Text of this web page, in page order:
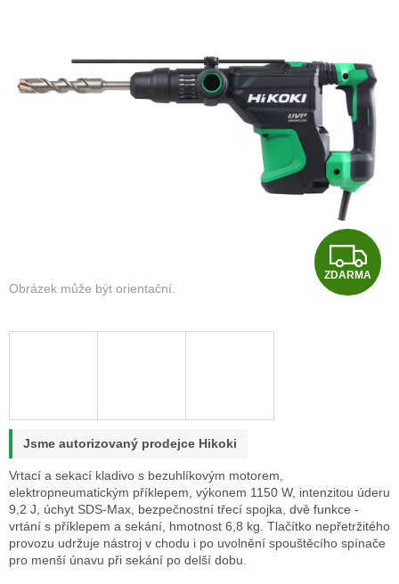
hvězdiček.
Z
D
ZDARMA
Jsme autorizovaný prodejce Hikoki
Vrtací a sekací kladivo s bezuhlíkovým motorem,
elektropneumatickým příklepem, výkonem 1150 W, intenzitou úderu
9,2 J, úchyt SDS-Max, bezpečnostní třecí spojka, dvě funkce -
vrtání s příklepem a sekání, hmotnost 6,8 kg. Tlačítko nepřetržitého
provozu udržuje nástroj v chodu i po uvolnění spouštěcího spínače
pro menší únavu při sekání po delší dobu.